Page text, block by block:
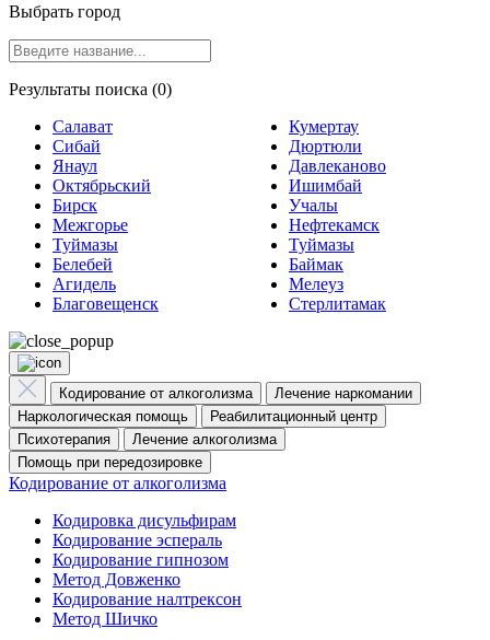
Выбрать город
Результаты поиска (0)
Салават
Кумертау
Сибай
Дюртюли
Янаул
Давлеканово
Октябрьский
Ишимбай
Бирск
Учалы
Межгорье
Нефтекамск
Туймазы
Туймазы
Белебей
Баймак
Агидель
Мелеуз
Благовещенск
Стерлитамак
Кодирование от алкоголизма
Лечение наркомании
Наркологическая помощь
Реабилитационный центр
Психотерапия
Лечение алкоголизма
Помощь при передозировке
Кодирование от алкоголизма
Кодировка дисульфирам
Кодирование эспераль
Кодирование гипнозом
Метод Довженко
Кодирование налтрексон
Метод Шичко